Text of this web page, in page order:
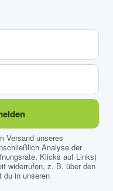
Versand unseres
Analyse der
Klicks auf Links)
widerrufen, z. B. über den
du in unseren